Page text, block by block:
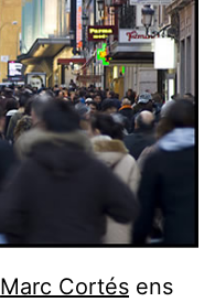
Marc Cortés ens